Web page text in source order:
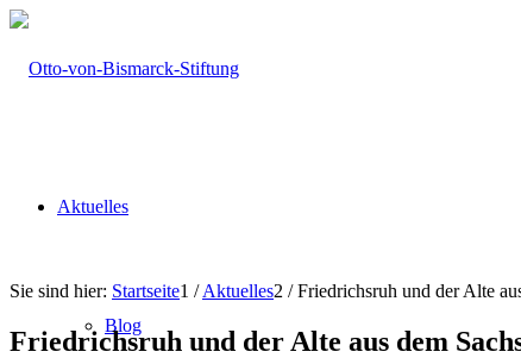
Aktuelles
Blog
Sie sind hier: Startseite1 / Aktuelles2 / Friedrichsruh und der Alte
Friedrichsruh und der Alte aus dem